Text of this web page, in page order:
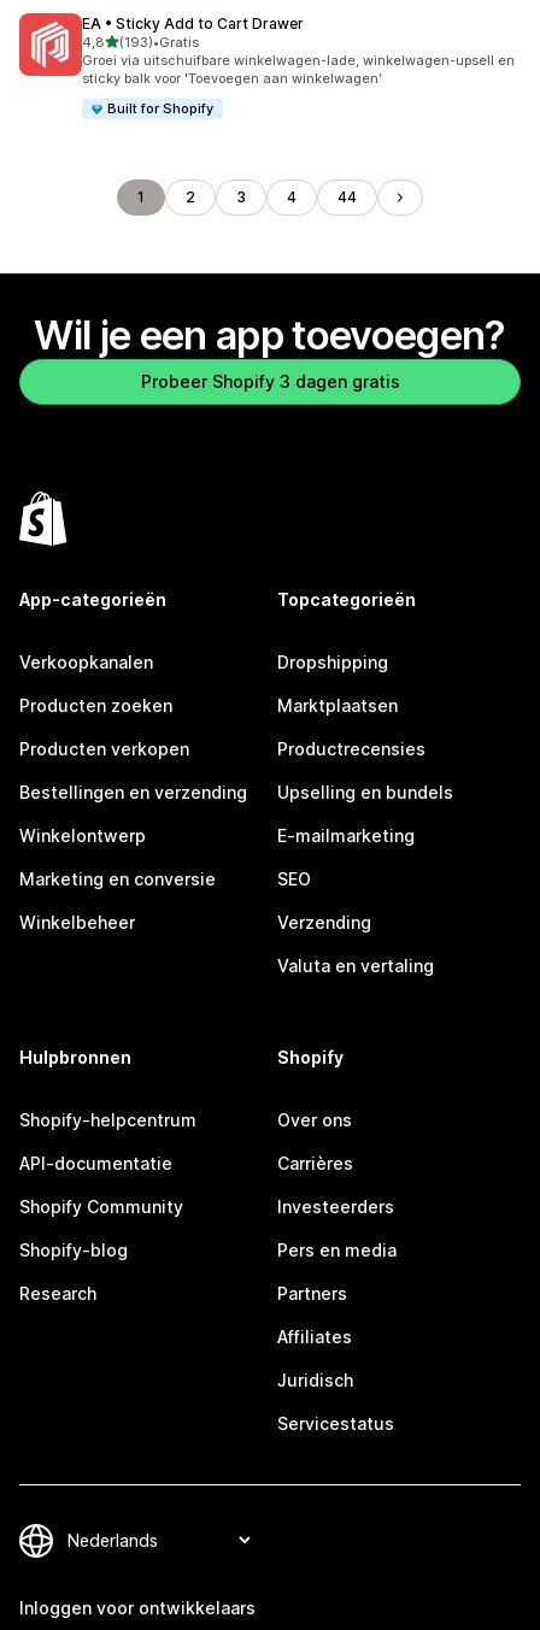
EA • Sticky Add to Cart Drawer
4,8van 5 sterren
(193)
193 recensies in totaal
•Gratis
Groei via uitschuifbare winkelwagen-lade, winkelwagen-upsell en
sticky balk voor 'Toevoegen aan winkelwagen'
Built for Shopify
1 2 3 4 44
Wil je een app toevoegen?
Probeer Shopify 3 dagen gratis
App-categorieën
Verkoopkanalen
Producten zoeken
Producten verkopen
Bestellingen en verzending
Winkelontwerp
Marketing en conversie
Winkelbeheer
Topcategorieën
Dropshipping
Marktplaatsen
Productrecensies
Upselling en bundels
E-mailmarketing
SEO
Verzending
Valuta en vertaling
Hulpbronnen
Shopify-helpcentrum
API-documentatie
Shopify Community
Shopify-blog
Research
Shopify
Over ons
Carrières
Investeerders
Pers en media
Partners
Affiliates
Juridisch
Servicestatus
Inloggen voor ontwikkelaars